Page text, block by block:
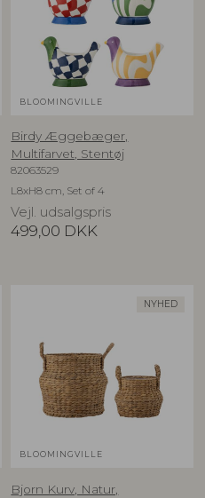
BLOOMINGVILLE
Birdy Æggebæger,
Multifarvet, Stentøj
82063529
L8xH8 cm, Set of 4
Vejl. udsalgspris
499,00 DKK
NYHED
BLOOMINGVILLE
Bjorn Kurv, Natur,